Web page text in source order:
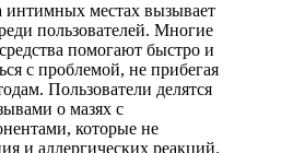
интимных местах вызывает
пользователей. Многие
помогают быстро и
с проблемой, не прибегая
Пользователи делятся
о мазях с
которые не
и аллергических реакций.